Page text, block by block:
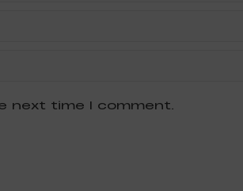
next time I comment.